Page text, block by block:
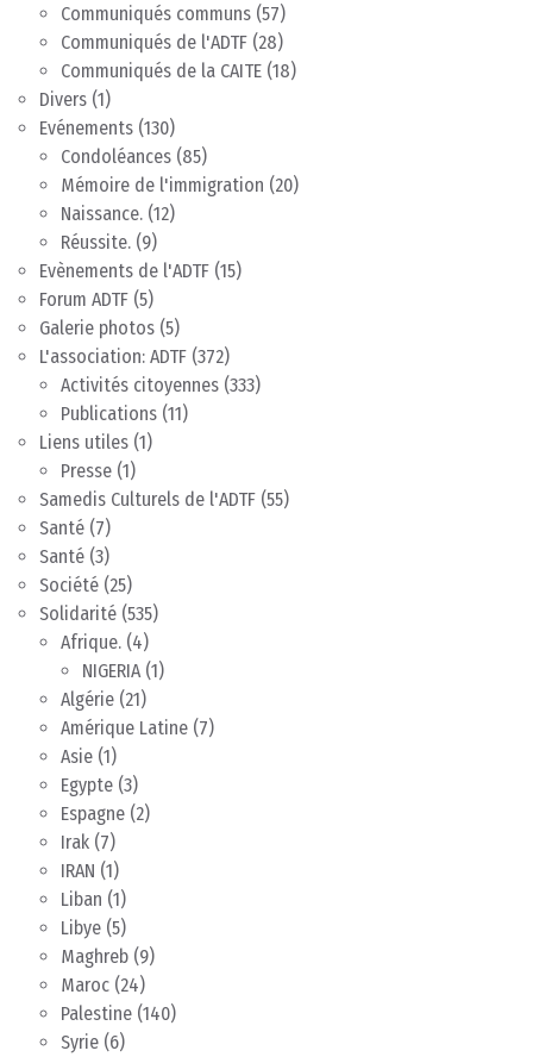
Communiqués communs (57)
Communiqués de l'ADTF (28)
Communiqués de la CAITE (18)
Divers (1)
Evénements (130)
Condoléances (85)
Mémoire de l'immigration (20)
Naissance. (12)
Réussite. (9)
Evènements de l'ADTF (15)
Forum ADTF (5)
Galerie photos (5)
L'association: ADTF (372)
Activités citoyennes (333)
Publications (11)
Liens utiles (1)
Presse (1)
Samedis Culturels de l'ADTF (55)
Santé (7)
Santé (3)
Société (25)
Solidarité (535)
Afrique. (4)
NIGERIA (1)
Algérie (21)
Amérique Latine (7)
Asie (1)
Egypte (3)
Espagne (2)
Irak (7)
IRAN (1)
Liban (1)
Libye (5)
Maghreb (9)
Maroc (24)
Palestine (140)
Syrie (6)